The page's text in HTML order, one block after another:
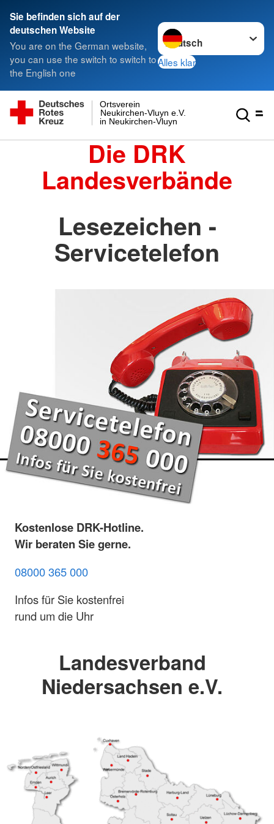
Sie befinden sich auf der
deutschen Website
You are on the German website,
you can use the switch to switch to
the English one
Sprache wechseln zu
Alles klar
in Neukirchen-Vluyn
Neukirchen-Vluyn e.V.
Ortsverein
Die DRK
Landesverbände
Lesezeichen -
Servicetelefon
Kostenlose DRK-Hotline.
Wir beraten Sie gerne.
08000 365 000
Infos für Sie kostenfrei
rund um die Uhr
Landesverband
Niedersachsen e.V.